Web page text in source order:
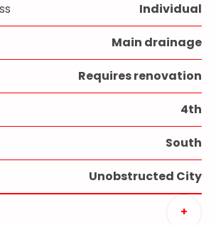
Individual
Main drainage
Requires renovation
4th
South
Unobstructed City
+